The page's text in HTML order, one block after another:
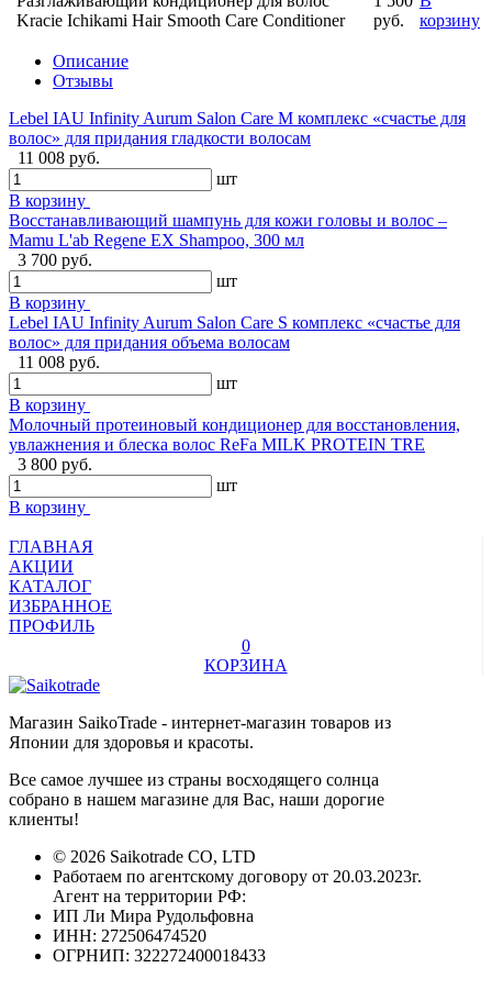
Kracie Ichikami Hair Smooth Care Conditioner
руб.
корзину
Описание
Отзывы
Lebel IAU Infinity Aurum Salon Care M комплекс «счастье для
волос» для придания гладкости волосам
11 008 руб.
шт
В корзину
Восстанавливающий шампунь для кожи головы и волос –
Mamu L'ab Regene EX Shampoo, 300 мл
3 700 руб.
шт
В корзину
Lebel IAU Infinity Aurum Salon Care S комплекс «счастье для
волос» для придания объема волосам
11 008 руб.
шт
В корзину
Молочный протеиновый кондиционер для восстановления,
увлажнения и блеска волос ReFa MILK PROTEIN TRE
3 800 руб.
шт
В корзину
ГЛАВНАЯ
АКЦИИ
КАТАЛОГ
ИЗБРАННОЕ
ПРОФИЛЬ
0
КОРЗИНА
Магазин SaikoTrade - интернет-магазин товаров из
Японии для здоровья и красоты.
Все самое лучшее из страны восходящего солнца
собрано в нашем магазине для Вас, наши дорогие
клиенты!
© 2026 Saikotrade CO, LTD
Работаем по агентскому договору от 20.03.2023г.
Агент на территории РФ:
ИП Ли Мира Рудольфовна
ИНН: 272506474520
ОГРНИП: 322272400018433